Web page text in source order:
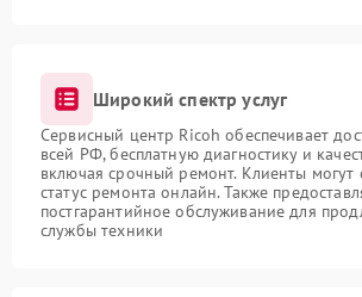
Широкий спектр услуг
Сервисный центр Ricoh обеспечивает
всей РФ, бесплатную диагностику и
включая срочный ремонт. Клиенты могут
статус ремонта онлайн. Также
постгарантийное обслуживание для
службы техники